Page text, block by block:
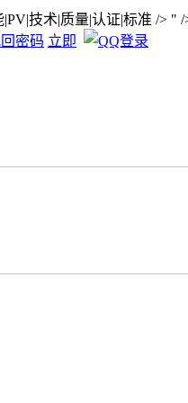
技术|质量|认证|标准 /> " /
密码 立即